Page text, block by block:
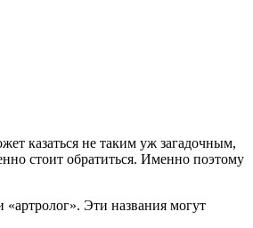
казаться не таким уж загадочным,
стоит обратиться. Именно поэтому
Эти названия могут